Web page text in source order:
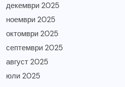
декември 2025
ноември 2025
октомври 2025
септември 2025
август 2025
юли 2025